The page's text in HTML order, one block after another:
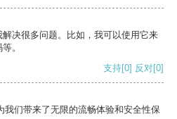
决很多问题。比如，我可以使用它来
。
支持[0] 反对[0]
们带来了无限的流畅体验和安全性保